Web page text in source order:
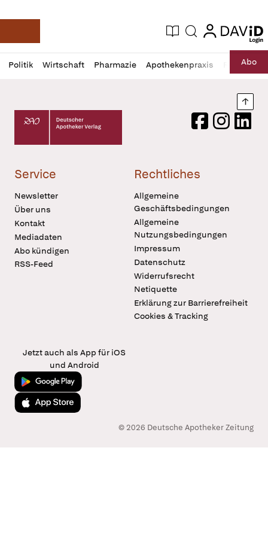
Deutsche Apotheker Zeitung
Aktuelle Ausgabe
Suche login
login
Politik Wirtschaft Pharmazie Apothekenpraxis RechtAbo
Profil
öffnen
Daz
Pur
Deutscher Apotheker Verlag Logo
FacebookInstagram
Service
Newsletter
Über uns
Kontakt
Mediadaten
Abo kündigen
RSS-Feed
Rechtliches
Allgemeine
Geschäftsbedingungen
Allgemeine
Nutzungsbedingungen
Impressum
Datenschutz
Widerrufsrecht
Netiquette
Erklärung zur Barrierefreiheit
Cookies & Tracking
Jetzt auch als App für iOS
und Android
Jetzt bei Google Play
Laden im App Store
© 2026 Deutsche Apotheker Zeitung